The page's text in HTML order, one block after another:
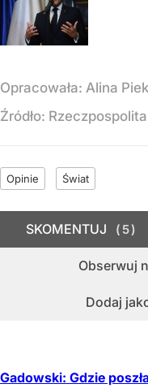
Opracowała: Alina
Źródło: Rzeczpospolita
Opinie Świat
Obserwuj
Dodaj
SKOMENTUJ 5
Gadowski: Gdzie